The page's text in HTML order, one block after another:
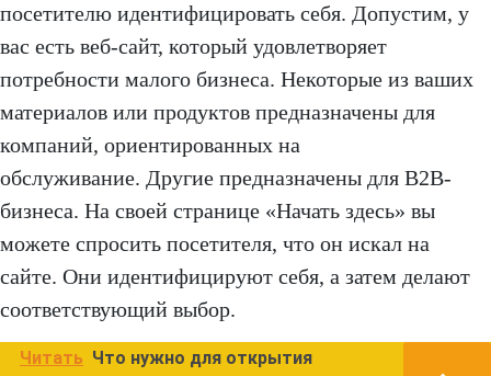
посетителю идентифицировать себя. Допустим, у
вас есть веб-сайт, который удовлетворяет
потребности малого бизнеса. Некоторые из ваших
материалов или продуктов предназначены для
компаний, ориентированных на
обслуживание. Другие предназначены для B2B-
бизнеса. На своей странице «Начать здесь» вы
можете спросить посетителя, что он искал на
сайте. Они идентифицируют себя, а затем делают
соответствующий выбор.
Читать Что нужно для открытия